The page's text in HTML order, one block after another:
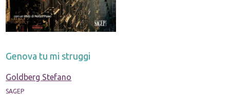
Genova tu mi struggi
Goldberg Stefano
SAGEP